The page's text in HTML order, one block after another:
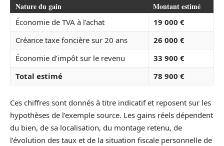
Nature du gain Montant estimé
Économie de TVA à l’achat
19 000 €
Créance taxe foncière sur 20 ans
26 000 €
Économie d’impôt sur le revenu
33 900 €
Total estimé
78 900 €
Ces chiffres sont donnés à titre indicatif et reposent sur les
hypothèses de l’exemple source. Les gains réels dépendent
du bien, de sa localisation, du montage retenu, de
l’évolution des taux et de la situation fiscale personnelle de